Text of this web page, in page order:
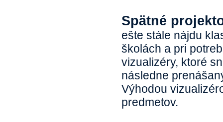
Spätné
ešte stále nájdu
školách a pri
vizualizéry, ktoré
následne
Výhodou
predmetov.